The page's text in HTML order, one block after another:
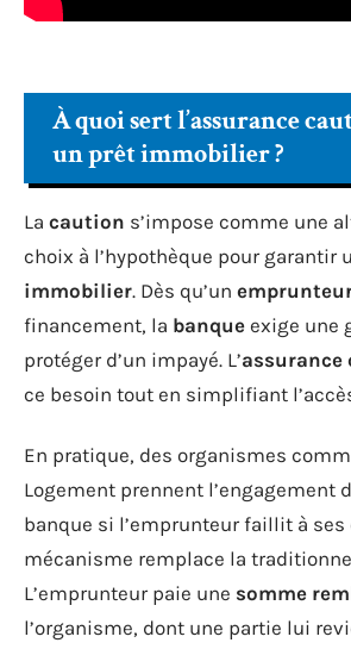
À quoi sert l’assurance
un prêt immobilier ?
La caution s’impose comme une
choix à l’hypothèque pour garantir
immobilier. Dès qu’un
financement, la banque exige une
protéger d’un impayé. L’assurance
ce besoin tout en simplifiant
En pratique, des organismes
Logement prennent l’engagement
banque si l’emprunteur faillit à ses
mécanisme remplace la
L’emprunteur paie une somme
l’organisme, dont une partie lui